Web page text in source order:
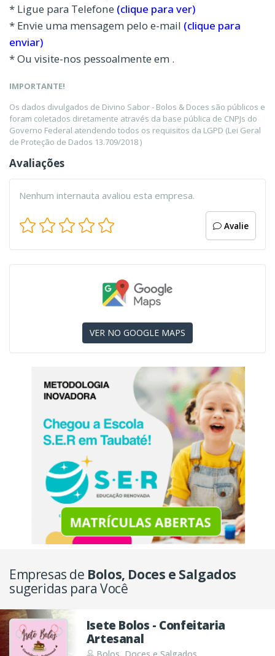
* Ligue para Telefone (clique para ver)
* Envie uma mensagem pelo e-mail (clique para
enviar)
* Ou visite-nos pessoalmente em .
IMPORTANTE!
Os dados divulgados de Divino Sabor - Bolos & Doces são públicos e
foram coletados diretamente através da base pública de CNPJs do
Governo Federal atendendo todos os requisitos da LGPD (Lei Geral
de Proteção de Dados 13.709/2018 )
Avaliações
Nenhum internauta avaliou esta empresa.
Avalie
VER NO GOOGLE MAPS
Empresas de Bolos, Doces e Salgados
sugeridas para Você
Isete Bolos - Confeitaria
Artesanal
Bolos, Doces e Salgados